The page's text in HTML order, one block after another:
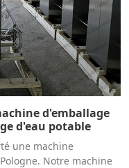
d'emballage
d'eau potable
une machine
Notre machine